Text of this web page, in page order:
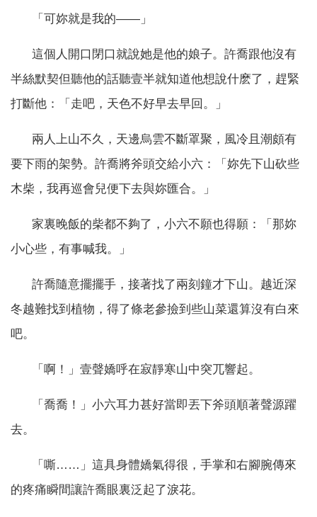
「可妳就是我的——」
這個人開口閉口就說她是他的娘子。許喬跟他沒有
半絲默契但聽他的話聽壹半就知道他想說什麽了，趕緊
打斷他：「走吧，天色不好早去早回。」
兩人上山不久，天邊烏雲不斷罩聚，風冷且潮頗有
要下雨的架勢。許喬將斧頭交給小六：「妳先下山砍些
木柴，我再巡會兒便下去與妳匯合。」
家裏晚飯的柴都不夠了，小六不願也得願：「那妳
小心些，有事喊我。」
許喬隨意擺擺手，接著找了兩刻鐘才下山。越近深
冬越難找到植物，得了條老參撿到些山菜還算沒有白來
吧。
「啊！」壹聲嬌呼在寂靜寒山中突兀響起。
「喬喬！」小六耳力甚好當即丟下斧頭順著聲源躍
去。
「嘶……」這具身體嬌氣得很，手掌和右腳腕傳來
的疼痛瞬間讓許喬眼裏泛起了淚花。